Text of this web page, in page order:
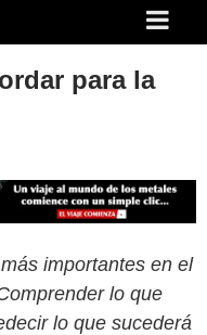
para la
importantes en el
lo que
lo que sucederá